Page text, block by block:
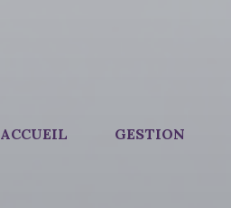
ACCUEIL GESTION